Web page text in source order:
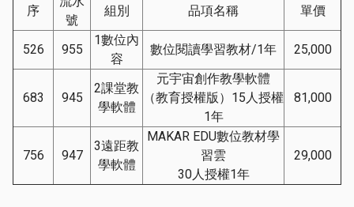
序
號
組別 品項名稱 單價
526 955
1數位內
容
數位閱讀學習教材/1年 25,000
683 945
2課堂教
學軟體
元宇宙創作教學軟體
（教育授權版）15人授權
1年
81,000
756 947
3遠距教
學軟體
MAKAR EDU數位教材學
習雲
30人授權1年
29,000